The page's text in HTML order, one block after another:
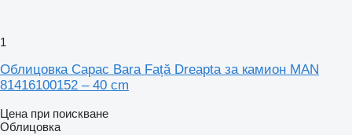
1
Облицовка Capac Bara Față Dreapta за камион MAN
81416100152 – 40 cm
Цена при поискване
Облицовка